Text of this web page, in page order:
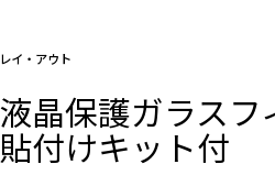
レイ・アウト
液晶保護ガラスフ
貼付けキット付